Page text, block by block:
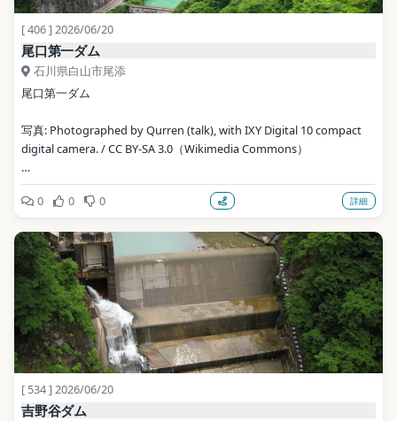
[ 406 ] 2026/06/20
尾口第一ダム
石川県白山市尾添
尾口第一ダム
写真: Photographed by Qurren (talk), with IXY Digital 10 compact
digital camera. / CC BY-SA 3.0（Wikimedia Commons）
地点データ: Wikidata (CC0)
0
0 0 詳細
[ 534 ] 2026/06/20
吉野谷ダム